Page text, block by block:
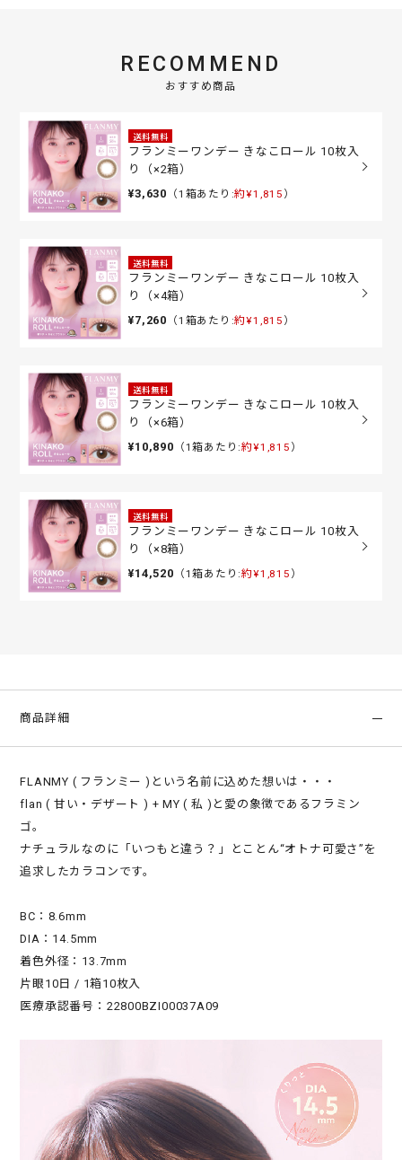
RECOMMEND
おすすめ商品
送料無料
フランミーワンデー きなこロール 10枚入
り（×2箱）
¥3,630 （1箱あたり:約¥1,815 ）
送料無料
フランミーワンデー きなこロール 10枚入
り（×4箱）
¥7,260 （1箱あたり:約¥1,815 ）
送料無料
フランミーワンデー きなこロール 10枚入
り（×6箱）
¥10,890 （1箱あたり:約¥1,815 ）
送料無料
フランミーワンデー きなこロール 10枚入
り（×8箱）
¥14,520 （1箱あたり:約¥1,815 ）
商品詳細
FLANMY ( フランミー )という名前に込めた想いは・・・
flan ( 甘い・デザート ) + MY ( 私 )と愛の象徴であるフラミン
ゴ。
ナチュラルなのに「いつもと違う？」とことん“オトナ可愛さ”を
追求したカラコンです。
BC：8.6mm
DIA：14.5mm
着色外径：13.7mm
片眼10日 / 1箱10枚入
医療承認番号：22800BZI00037A09